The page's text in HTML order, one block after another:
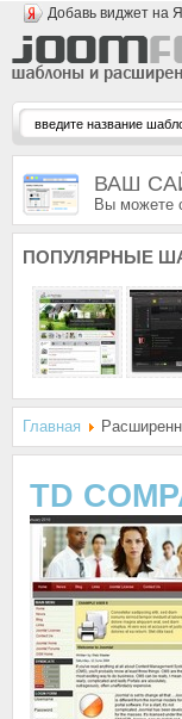
Добавь виджет на
ВАШ
Вы можете
ПОПУЛЯРНЫЕ
Главная
TD